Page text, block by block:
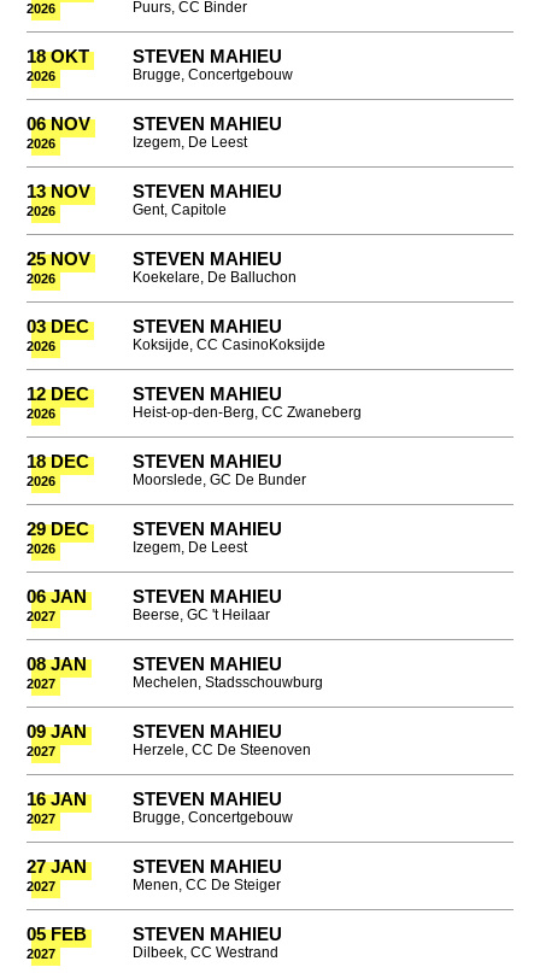
2026 Puurs, CC Binder
18 OKT
2026
STEVEN MAHIEU
Brugge, Concertgebouw
06 NOV
2026
STEVEN MAHIEU
Izegem, De Leest
13 NOV
2026
STEVEN MAHIEU
Gent, Capitole
25 NOV
2026
STEVEN MAHIEU
Koekelare, De Balluchon
03 DEC
2026
STEVEN MAHIEU
Koksijde, CC CasinoKoksijde
12 DEC
2026
STEVEN MAHIEU
Heist-op-den-Berg, CC Zwaneberg
18 DEC
2026
STEVEN MAHIEU
Moorslede, GC De Bunder
29 DEC
2026
STEVEN MAHIEU
Izegem, De Leest
06 JAN
2027
STEVEN MAHIEU
Beerse, GC 't Heilaar
08 JAN
2027
STEVEN MAHIEU
Mechelen, Stadsschouwburg
09 JAN
2027
STEVEN MAHIEU
Herzele, CC De Steenoven
16 JAN
2027
STEVEN MAHIEU
Brugge, Concertgebouw
27 JAN
2027
STEVEN MAHIEU
Menen, CC De Steiger
05 FEB
2027
STEVEN MAHIEU
Dilbeek, CC Westrand